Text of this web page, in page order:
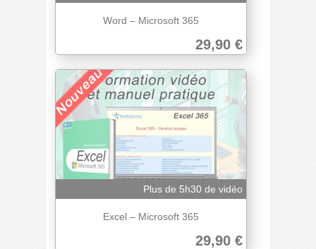
Word – Microsoft 365
29,90 €
Plus de 5h30 de vidéo
Excel – Microsoft 365
29,90 €